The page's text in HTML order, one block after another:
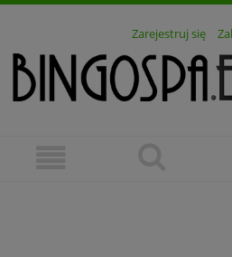
Zarejestruj się